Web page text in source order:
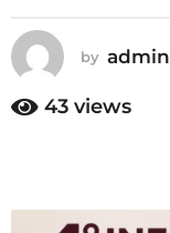
g
o
by admin
43 views